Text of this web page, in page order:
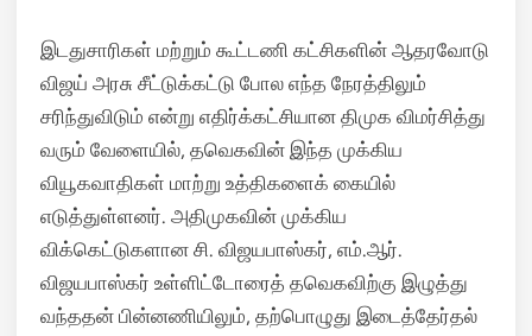
இடதுசாரிகள் மற்றும் கூட்டணி கட்சிகளின் ஆதரவோடு
விஜய் அரசு சீட்டுக்கட்டு போல எந்த நேரத்திலும்
சரிந்துவிடும் என்று எதிர்க்கட்சியான திமுக விமர்சித்து
வரும் வேளையில், தவெகவின் இந்த முக்கிய
வியூகவாதிகள் மாற்று உத்திகளைக் கையில்
எடுத்துள்ளனர். அதிமுகவின் முக்கிய
விக்கெட்டுகளான சி. விஜயபாஸ்கர், எம்.ஆர்.
விஜயபாஸ்கர் உள்ளிட்டோரைத் தவெகவிற்கு இழுத்து
வந்ததன் பின்னணியிலும், தற்பொழுது இடைத்தேர்தல்